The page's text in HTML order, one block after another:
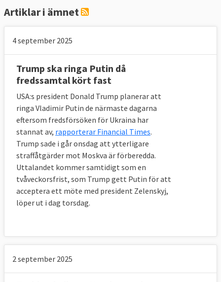
Artiklar i ämnet
4 september 2025
Trump ska ringa Putin då
fredssamtal kört fast
USA:s president Donald Trump planerar att
ringa Vladimir Putin de närmaste dagarna
eftersom fredsförsöken för Ukraina har
stannat av, rapporterar Financial Times.
Trump sade i går onsdag att ytterligare
straffåtgärder mot Moskva är förberedda.
Uttalandet kommer samtidigt som en
tvåveckorsfrist, som Trump gett Putin för att
acceptera ett möte med president Zelenskyj,
löper ut i dag torsdag.
2 september 2025